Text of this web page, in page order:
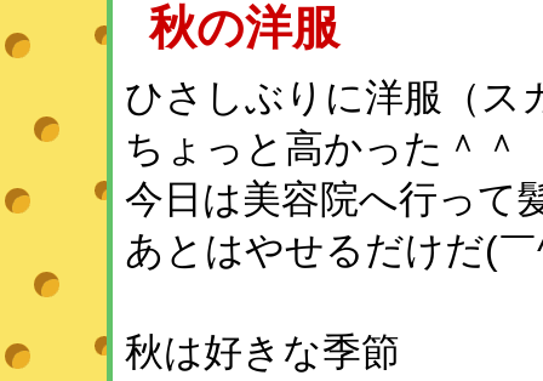
秋の洋服
ひさしぶりに洋服（ス
ちょっと高かった＾＾
今日は美容院へ行って
あとはやせるだけだ(
秋は好きな季節